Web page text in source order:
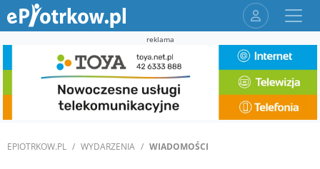
reklama
EPIOTRKOW.PL WYDARZENIA WIADOMOŚCI